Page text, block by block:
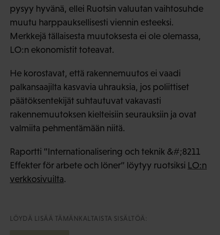
pysyy hyvänä, ellei Ruotsin valuutan vaihtosuhde
muutu harppauksellisesti viennin esteeksi.
Merkkejä tällaisesta muutoksesta ei ole olemassa,
LO:n ekonomistit toteavat.
He korostavat, että rakennemuutos ei vaadi
palkansaajilta kasvavia uhrauksia, jos poliittiset
päätöksentekijät suhtautuvat vakavasti
rakennemuutoksen kielteisiin seurauksiin ja ovat
valmiita pehmentämään niitä.
Raportti ”Internationalisering och teknik &#;8211
Effekter för arbete och löner” löytyy ruotsiksi LO:n
verkkosivuilta.
LÖYDÄ LISÄÄ TÄMÄNKALTAISTA SISÄLTÖÄ: